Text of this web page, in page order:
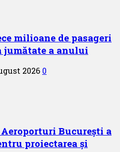
milioane de pasageri
a anului
2026 0
București a
proiectarea și